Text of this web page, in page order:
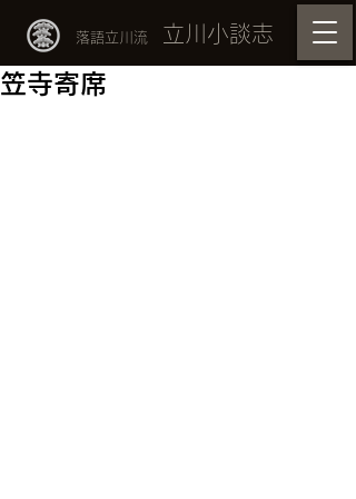
落語立川流 立川小談志
笠寺寄席